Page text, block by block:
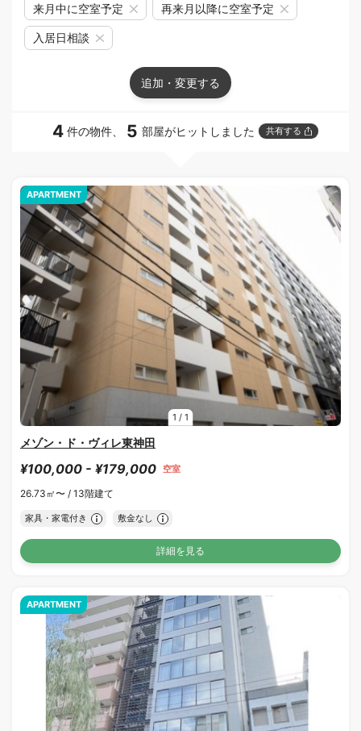
来月中に空室予定 再来月以降に空室予定
入居日相談
追加・変更する
4 件の物件、 5 部屋がヒットしました 共有する
1 / 1
APARTMENT
メゾン・ド・ヴィレ東神田
¥100,000 - ¥179,000 空室
26.73㎡〜 / 13階建て
家具・家電付き 敷金なし
詳細を見る
APARTMENT